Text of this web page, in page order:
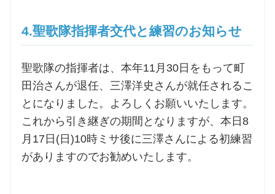
4.聖歌隊指揮者交代と練習のお知らせ
聖歌隊の指揮者は、本年11月30日をもって町
田治さんが退任、三澤洋史さんが就任されるこ
とになりました。よろしくお願いいたします。
これから引き継ぎの期間となりますが、本日8
月17日(日)10時ミサ後に三澤さんによる初練習
がありますのでお勧めいたします。